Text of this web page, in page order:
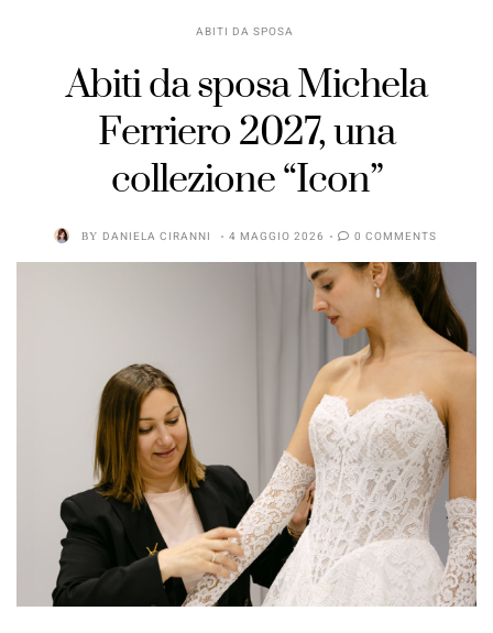
ABITI DA SPOSA
Abiti da sposa Michela
Ferriero 2027, una
collezione “Icon”
BY DANIELA CIRANNI 4 MAGGIO 2026 0 COMMENTS